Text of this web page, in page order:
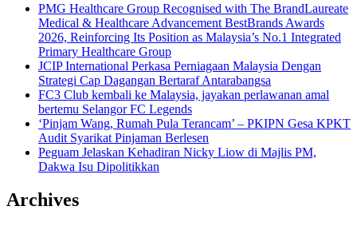
PMG Healthcare Group Recognised with The BrandLaureate
Medical & Healthcare Advancement BestBrands Awards
2026, Reinforcing Its Position as Malaysia’s No.1 Integrated
Primary Healthcare Group
JCIP International Perkasa Perniagaan Malaysia Dengan
Strategi Cap Dagangan Bertaraf Antarabangsa
FC3 Club kembali ke Malaysia, jayakan perlawanan amal
bertemu Selangor FC Legends
‘Pinjam Wang, Rumah Pula Terancam’ – PKIPN Gesa KPKT
Audit Syarikat Pinjaman Berlesen
Peguam Jelaskan Kehadiran Nicky Liow di Majlis PM,
Dakwa Isu Dipolitikkan
Archives